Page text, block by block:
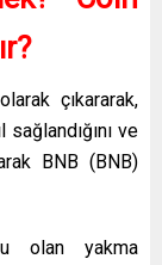
çıkararak,
ve
BNB (BNB)
olan yakma